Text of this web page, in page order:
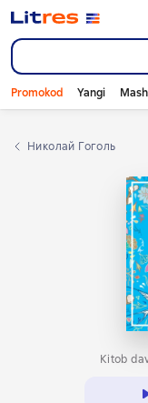
Promokod Yangi
Николай Гоголь
Kitob